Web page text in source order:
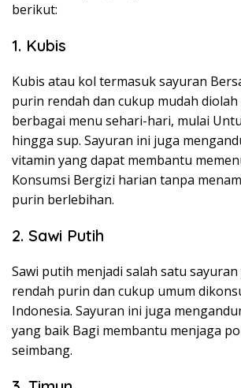
berikut:
1. Kubis
Kubis atau kol termasuk sayuran
purin rendah dan cukup mudah diolah
berbagai menu sehari-hari, mulai
hingga sup. Sayuran ini juga
vitamin yang dapat membantu
Konsumsi Bergizi harian tanpa
purin berlebihan.
2. Sawi Putih
Sawi putih menjadi salah satu
rendah purin dan cukup umum
Indonesia. Sayuran ini juga
yang baik Bagi membantu menjaga
seimbang.